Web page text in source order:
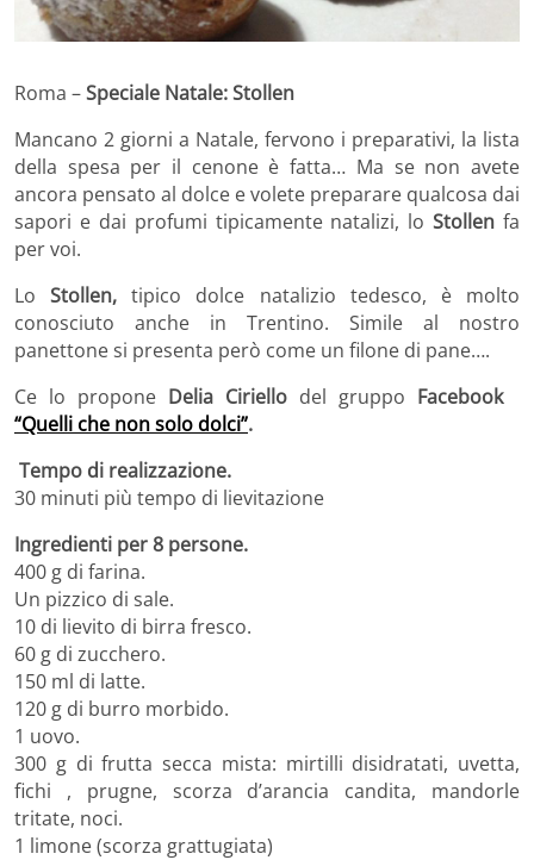
Roma –Speciale Natale: Stollen
Mancano 2 giorni a Natale, fervono i preparativi, la lista
della spesa per il cenone è fatta… Ma se non avete
ancora pensato al dolce e volete preparare qualcosa dai
sapori e dai profumi tipicamente natalizi, loStollen fa
per voi.
LoStollen, tipico dolce natalizio tedesco, è molto
conosciuto anche in Trentino. Simile al nostro
panettone si presenta però come un filone di pane….
Ce lo propone Delia Ciriello del gruppo Facebook
“Quelli che non solo dolci”.
Tempo di realizzazione.
30 minuti più tempo di lievitazione
Ingredienti per 8 persone.
400 g di farina.
Un pizzico di sale.
10 di lievito di birra fresco.
60 g di zucchero.
150 ml di latte.
120 g di burro morbido.
1 uovo.
300 g di frutta secca mista: mirtilli disidratati, uvetta,
fichi , prugne, scorza d’arancia candita, mandorle
tritate, noci.
1 limone (scorza grattugiata)